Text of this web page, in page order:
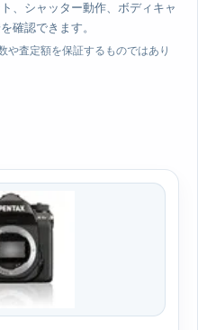
、シャッター動作、ボディキャ
確認できます。
や査定額を保証するものではあり